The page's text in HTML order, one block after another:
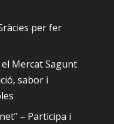
per fer
el Mercat Sagunt
sabor i
– Participa i